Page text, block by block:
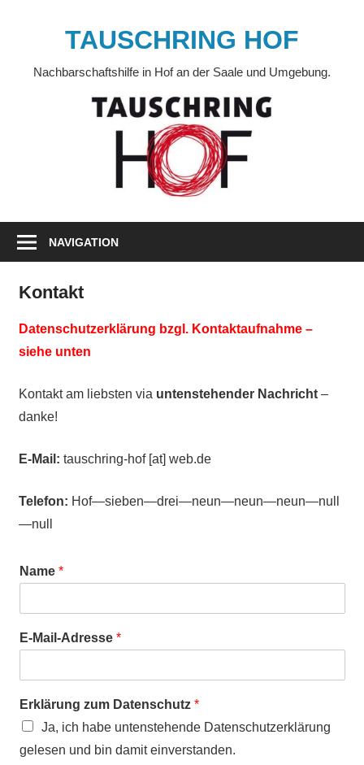
TAUSCHRING HOF
Nachbarschaftshilfe in Hof an der Saale und Umgebung.
NAVIGATION
Kontakt
Datenschutzerklärung bzgl. Kontaktaufnahme –
siehe unten
Kontakt am liebsten via untenstehender Nachricht–
danke!
E-Mail: tauschring-hof [at] web.de
Telefon: Hof—sieben—drei—neun—neun—neun—null
—null
Name *
E-Mail-Adresse *
Erklärung zum Datenschutz *
Ja, ich habe untenstehende Datenschutzerklärung
gelesen und bin damit einverstanden.